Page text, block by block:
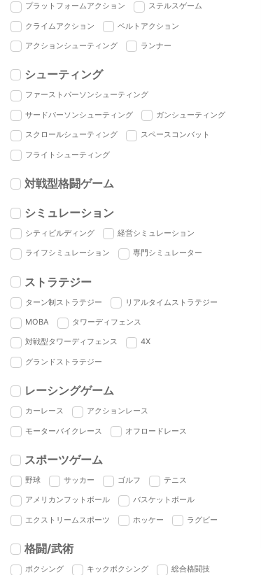
プラットフォームアクション ステルスゲーム
クライムアクション ベルトアクション
アクションシューティング ランナー
シューティング
ファーストパーソンシューティング
サードパーソンシューティング ガンシューティング
スクロールシューティング スペースコンバット
フライトシューティング
対戦型格闘ゲーム
シミュレーション
シティビルディング 経営シミュレーション
ライフシミュレーション 専門シミュレーター
ストラテジー
ターン制ストラテジー リアルタイムストラテジー
MOBA タワーディフェンス
対戦型タワーディフェンス 4X
グランドストラテジー
レーシングゲーム
カーレース アクションレース
モーターバイクレース オフロードレース
スポーツゲーム
野球 サッカー ゴルフ テニス
アメリカンフットボール バスケットボール
エクストリームスポーツ ホッケー ラグビー
格闘/武術
ボクシング キックボクシング 総合格闘技